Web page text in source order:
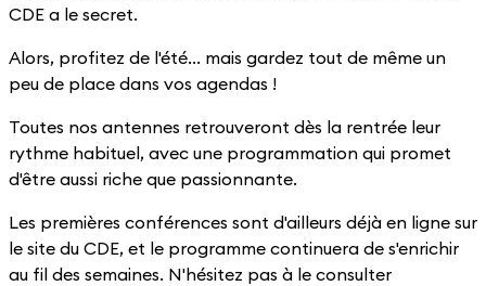
CDE a le secret.
Alors, profitez de l'été... mais gardez tout de même un
peu de place dans vos agendas !
Toutes nos antennes retrouveront dès la rentrée leur
rythme habituel, avec une programmation qui promet
d'être aussi riche que passionnante.
Les premières conférences sont d'ailleurs déjà en ligne sur
le site du CDE, et le programme continuera de s'enrichir
au fil des semaines. N'hésitez pas à le consulter